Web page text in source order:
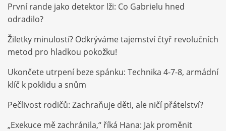
První rande jako detektor lži: Co Gabrielu hned
odradilo?
Žiletky minulostí? Odkrýváme tajemství čtyř revolučních
metod pro hladkou pokožku!
Ukončete utrpení beze spánku: Technika 4-7-8, armádní
klíč k poklidu a snům
Pečlivost rodičů: Zachraňuje děti, ale ničí přátelství?
„Exekuce mě zachránila,“ říká Hana: Jak proměnit